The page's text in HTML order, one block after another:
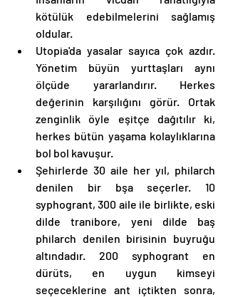
kötülük edebilmelerini sağlamış
oldular.
Utopia'da yasalar sayıca çok azdır.
Yönetim büyün yurttaşları aynı
ölçüde yararlandırır. Herkes
değerinin karşılığını görür. Ortak
zenginlik öyle eşitçe dağıtılır ki,
herkes bütün yaşama kolaylıklarına
bol bol kavuşur.
Şehirlerde 30 aile her yıl, philarch
denilen bir bşa seçerler. 10
syphogrant, 300 aile ile birlikte, eski
dilde tranibore, yeni dilde baş
philarch denilen birisinin buyruğu
altındadır. 200 syphogrant en
dürüts, en uygun kimseyi
seçeceklerine ant içtikten sonra,